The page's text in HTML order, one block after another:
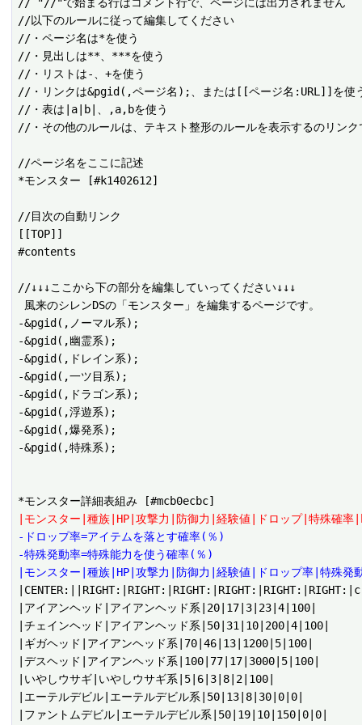
//以下のルールに従って編集してください
//・ページ名は*を使う
//・見出しは**、***を使う
//・リストは-、+を使う
//・リンクは&pgid(,ページ名);、または[[ページ名:URL]]を使
//・表は|a|b|、,a,bを使う
//・その他のルールは、テキスト整形のルールを表示するのリンク
//ページ名をここに記述
*モンスター [#k1402612]
//目次の自動リンク
[[TOP]]
#contents
//↓↓↓ここから下の部分を編集していってください↓↓↓
-&pgid(,ノーマル系);
-&pgid(,幽霊系);
-&pgid(,ドレイン系);
-&pgid(,一ツ目系);
-&pgid(,ドラゴン系);
-&pgid(,浮遊系);
-&pgid(,爆発系);
-&pgid(,特殊系);
|モンスター|種族|HP|攻撃力|防御力|経験値|ドロップ|特殊確率
-ドロップ率=アイテムを落とす確率(％)
-特殊発動率=特殊能力を使う確率(％)
|モンスター|種族|HP|攻撃力|防御力|経験値|ドロップ率|特殊発
|CENTER:||RIGHT:|RIGHT:|RIGHT:|RIGHT:|RIGHT:|RIGHT:|c
|アイアンヘッド|アイアンヘッド系|20|17|3|23|4|100|
|チェインヘッド|アイアンヘッド系|50|31|10|200|4|100|
|ギガヘッド|アイアンヘッド系|70|46|13|1200|5|100|
|デスヘッド|アイアンヘッド系|100|77|17|3000|5|100|
|いやしウサギ|いやしウサギ系|5|6|3|8|2|100|
|エーテルデビル|エーテルデビル系|50|13|8|30|0|0|
|ファントムデビル|エーテルデビル系|50|19|10|150|0|0|